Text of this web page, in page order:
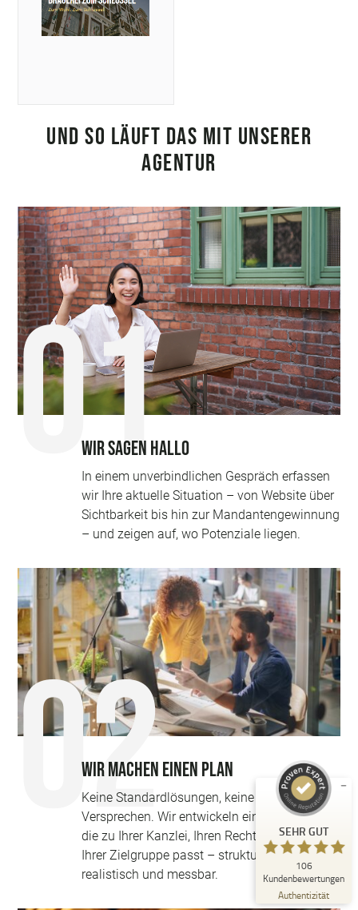
UND SO LÄUFT DAS MIT UNSERER
AGENTUR
Wir sagen Hallo
In einem unverbindlichen Gespräch erfassen
wir Ihre aktuelle Situation – von Website über
Sichtbarkeit bis hin zur Mandantengewinnung
– und zeigen auf, wo Potenziale liegen.
Wir machen einen Plan
Keine Standardlösungen, keine leeren
Versprechen. Wir entwickeln eine Strategie,
die zu Ihrer Kanzlei, Ihren Rechtsgebieten und
Ihrer Zielgruppe passt – strukturiert,
realistisch und messbar.
SEHR GUT
106
Kundenbewertungen
Authentizität
Kundenbewertungen und Erfahrungen zu
Webweisend Media GmbH -die Media Company-
100
%
ProvenExpert.com
SEHR GUT
4,88
/
5,00
62
ProvenExpert.com
44
Bewertungen von
2
anderen Quellen
Blick aufs ProvenExpert-Profil werfen
18.04.2026